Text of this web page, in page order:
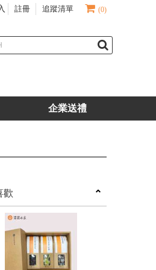
(0)
註冊 追蹤清單
企業送禮
歡